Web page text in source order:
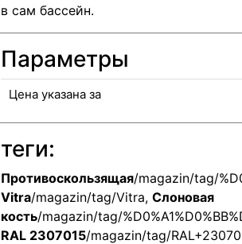
в сам бассейн.
Параметры
Цена указана за
теги:
Противоскользящая/magazin/tag/
Vitra/magazin/tag/Vitra, Слоновая
кость/magazin/tag/
RAL 2307015/magazin/tag/